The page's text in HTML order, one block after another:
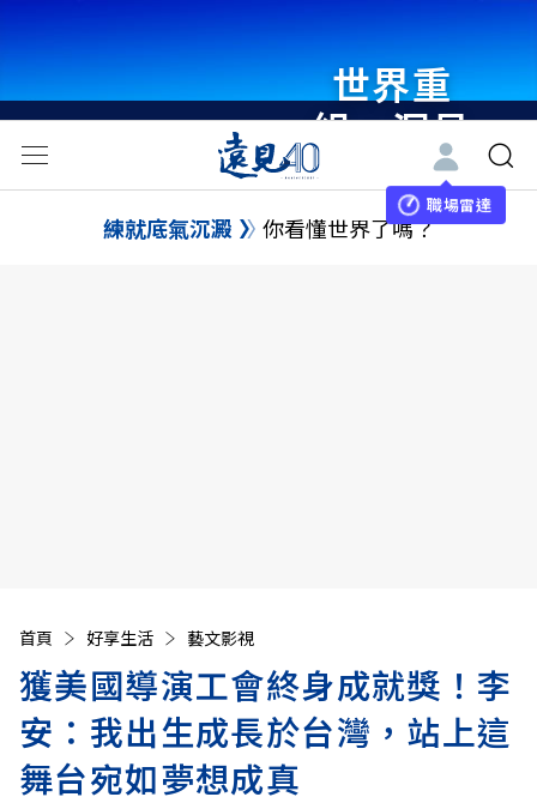
世界重
組・洞見
未來 與
世界領袖
職場雷達
練就底氣沉澱 你看懂世界了嗎？
首頁 好享生活 藝文影視
獲美國導演工會終身成就獎！李
安：我出生成長於台灣，站上這
舞台宛如夢想成真